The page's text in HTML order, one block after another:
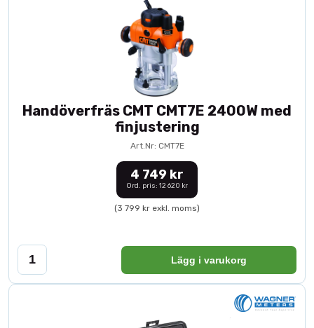
Handöverfräs CMT CMT7E 2400W med
finjustering
Art.Nr: CMT7E
4 749 kr
Ord. pris: 12 620 kr
(3 799 kr exkl. moms)
Lägg i varukorg